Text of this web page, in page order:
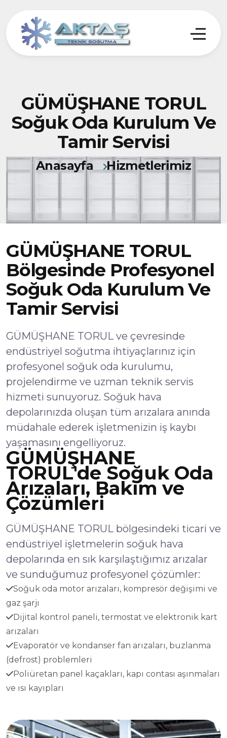
GÜMÜŞHANE TORUL
Soğuk Oda Kurulum Ve
Tamir Servisi
Anasayfa Hizmetlerimiz
GÜMÜŞHANE TORUL
Bölgesinde Profesyonel
Soğuk Oda Kurulum Ve
Tamir Servisi
GÜMÜŞHANE TORUL ve çevresinde
endüstriyel soğutma ihtiyaçlarınız için
profesyonel soğuk oda kurulumu,
projelendirme ve uzman teknik servis
hizmeti sunuyoruz. Soğuk hava
depolarınızda oluşan tüm arızalara anında
müdahale ederek işletmenizin iş kaybı
yaşamasını engelliyoruz.
GÜMÜŞHANE
TORUL'de Soğuk Oda
Arızaları, Bakım ve
Çözümleri
GÜMÜŞHANE TORUL bölgesindeki ticari ve
endüstriyel işletmelerin soğuk hava
depolarında en sık karşılaştığımız arızalar
ve sunduğumuz profesyonel çözümler:
Soğuk oda motor arızaları, kompresör değişimi ve
gaz şarjı
Dijital kontrol paneli, termostat ve elektronik kart
arızaları
Evaporatör ve kondanser fan arızaları, buzlanma
(defrost) problemleri
Poliüretan panel kaçakları, kapı contası aşınmaları
ve ısı kayıpları